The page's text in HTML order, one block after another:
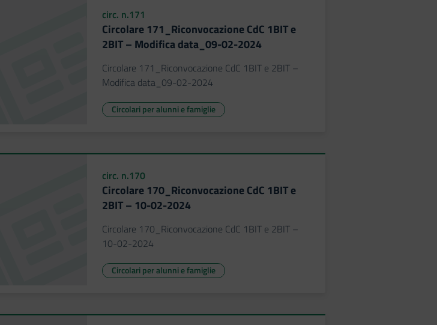
circ. n.171
Circolare 171_Riconvocazione CdC 1BIT e
2BIT – Modifica data_09-02-2024
Circolare 171_Riconvocazione CdC 1BIT e 2BIT –
Modifica data_09-02-2024
Circolari per alunni e famiglie
circ. n.170
Circolare 170_Riconvocazione CdC 1BIT e
2BIT – 10-02-2024
Circolare 170_Riconvocazione CdC 1BIT e 2BIT –
10-02-2024
Circolari per alunni e famiglie